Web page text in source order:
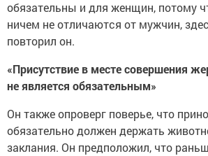
обязательны и для женщин, потому
ничем не отличаются от мужчин,
повторил он.
«Присутствие в месте совершения
не является обязательным»
Он также опроверг поверье, что
обязательно должен держать
заклания. Он предположил, что